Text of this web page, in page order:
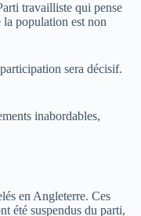
travailliste qui pense
la population est non
sera décisif.
inabordables,
en Angleterre. Ces
été suspendus du parti,